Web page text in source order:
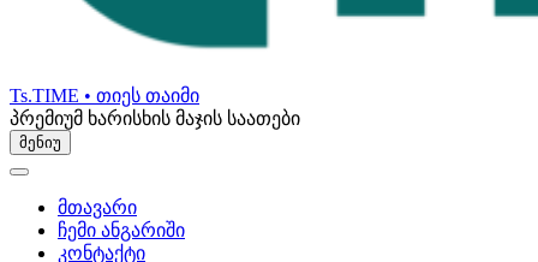
Ts.TIME • თიეს თაიმი
პრემიუმ ხარისხის მაჯის საათები
მენიუ
მთავარი
ჩემი ანგარიში
კონტაქტი